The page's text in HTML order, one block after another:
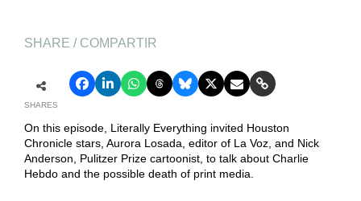
SHARE / COMPARTIR
SHARES
On this episode, Literally Everything invited Houston
Chronicle stars, Aurora Losada, editor of La Voz, and Nick
Anderson, Pulitzer Prize cartoonist, to talk about Charlie
Hebdo and the possible death of print media.